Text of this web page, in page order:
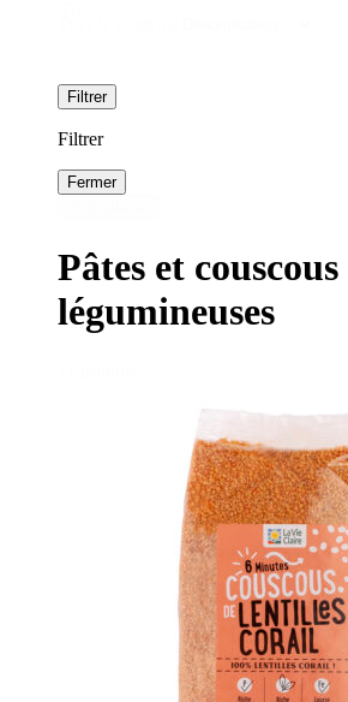
Filtrer
Filtrer
Fermer
Pâtes et couscous
légumineuses